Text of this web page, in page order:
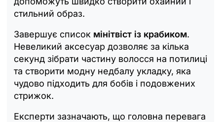
стильний образ.
Завершує список мінітвіст із крабиком.
Невеликий аксесуар дозволяє за кілька
секунд зібрати частину волосся на потилиці
та створити модну недбалу укладку, яка
чудово підходить для бобів і подовжених
стрижок.
Експерти зазначають, що головна перевага